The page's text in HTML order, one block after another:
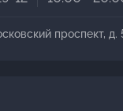
проспект, д.